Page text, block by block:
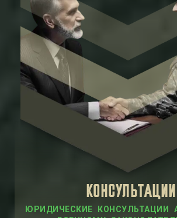
КОНСУЛЬТАЦИИ
ЮРИДИЧЕСКИЕ КОНСУЛЬТАЦИИ